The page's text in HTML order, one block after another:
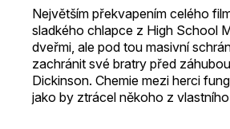
Největším překvapením celého
sladkého chlapce z High School
dveřmi, ale pod tou masivní
zachránit své bratry před
Dickinson. Chemie mezi herci
jako by ztrácel někoho z